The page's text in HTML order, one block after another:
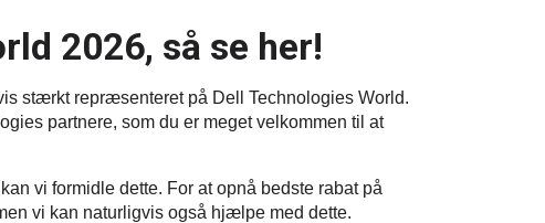
2026, så se her!
stærkt repræsenteret på Dell Technologies World.
partnere, som du er meget velkommen til at
vi formidle dette. For at opnå bedste rabat på
vi kan naturligvis også hjælpe med dette.